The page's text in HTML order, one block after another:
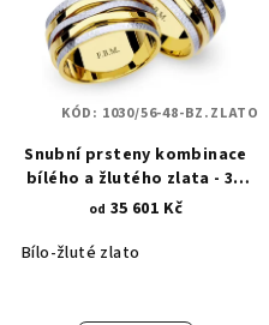
Snubní prsteny kombinace
bílého a žlutého zlata - 3D
linie 1030
od 35 601 Kč
Bílo-žluté zlato
KÓD: 1030/56-48-BZ.ZLATO